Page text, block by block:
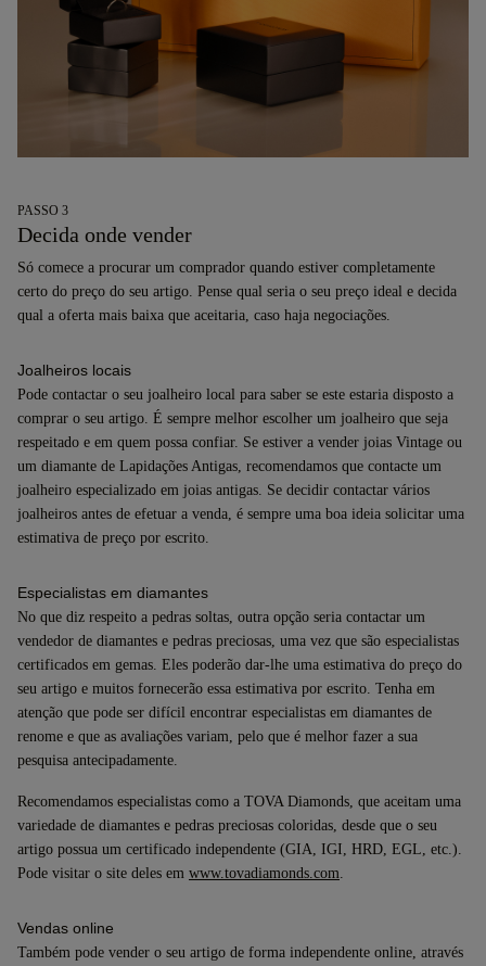
PASSO 3
Decida onde vender
Só comece a procurar um comprador quando estiver completamente
certo do preço do seu artigo. Pense qual seria o seu preço ideal e decida
qual a oferta mais baixa que aceitaria, caso haja negociações.
Joalheiros locais
Pode contactar o seu joalheiro local para saber se este estaria disposto a
comprar o seu artigo. É sempre melhor escolher um joalheiro que seja
respeitado e em quem possa confiar. Se estiver a vender joias Vintage ou
um diamante de Lapidações Antigas, recomendamos que contacte um
joalheiro especializado em joias antigas. Se decidir contactar vários
joalheiros antes de efetuar a venda, é sempre uma boa ideia solicitar uma
estimativa de preço por escrito.
Especialistas em diamantes
No que diz respeito a pedras soltas, outra opção seria contactar um
vendedor de diamantes e pedras preciosas, uma vez que são especialistas
certificados em gemas. Eles poderão dar-lhe uma estimativa do preço do
seu artigo e muitos fornecerão essa estimativa por escrito. Tenha em
atenção que pode ser difícil encontrar especialistas em diamantes de
renome e que as avaliações variam, pelo que é melhor fazer a sua
pesquisa antecipadamente.
Recomendamos especialistas como a TOVA Diamonds, que aceitam uma
variedade de diamantes e pedras preciosas coloridas, desde que o seu
artigo possua um certificado independente (GIA, IGI, HRD, EGL, etc.).
Pode visitar o site deles em www.tovadiamonds.com
Vendas online
Também pode vender o seu artigo de forma independente online, através